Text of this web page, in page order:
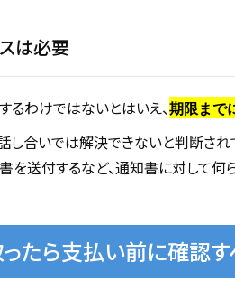
は必要
わけではないとはいえ、期限まで
合いでは解決できないと判断され
送付するなど、通知書に対して何ら
たら支払い前に確認す